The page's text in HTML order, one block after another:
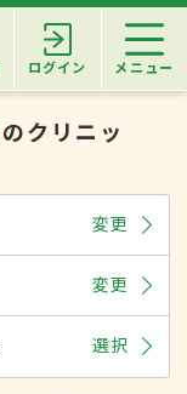
ログイン メニュー
のクリニッ
変更
変更
選択